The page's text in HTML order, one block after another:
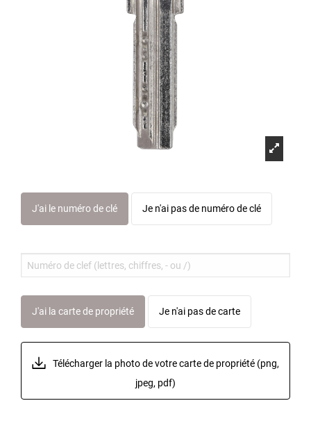
J'ai le numéro de clé Je n'ai pas de numéro de clé
J'ai la carte de propriété Je n'ai pas de carte
Télécharger la photo de votre cartede propriété (png,
jpeg, pdf)